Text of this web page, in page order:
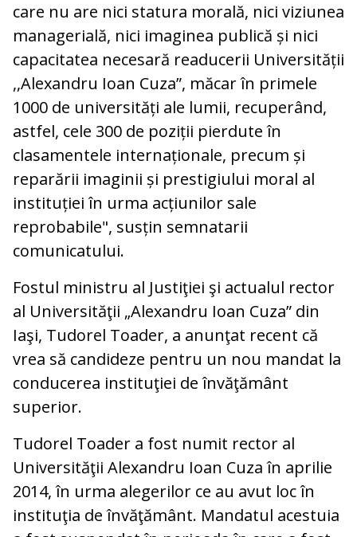
care nu are nici statura morală, nici viziunea
managerială, nici imaginea publică și nici
capacitatea necesară readucerii Universității
,,Alexandru Ioan Cuza”, măcar în primele
1000 de universități ale lumii, recuperând,
astfel, cele 300 de poziții pierdute în
clasamentele internaționale, precum și
reparării imaginii și prestigiului moral al
instituției în urma acțiunilor sale
reprobabile", susțin semnatarii
comunicatului.
Fostul ministru al Justiţiei şi actualul rector
al Universităţii „Alexandru Ioan Cuza” din
Iaşi, Tudorel Toader, a anunţat recent că
vrea să candideze pentru un nou mandat la
conducerea instituţiei de învăţământ
superior.
Tudorel Toader a fost numit rector al
Universităţii Alexandru Ioan Cuza în aprilie
2014, în urma alegerilor ce au avut loc în
instituţia de învăţământ. Mandatul acestuia